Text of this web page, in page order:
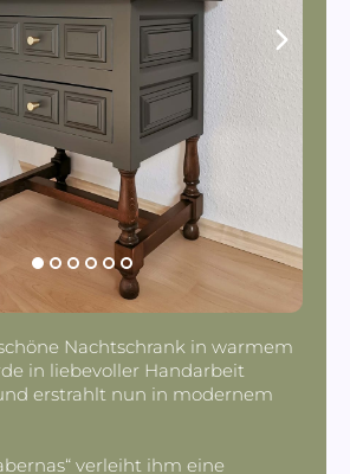
Nachtschrank in warmem
in liebevoller Handarbeit
erstrahlt nun in modernem
verleiht ihm eine